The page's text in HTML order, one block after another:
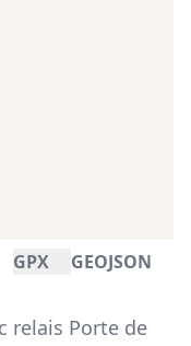
GPX GEOJSON
relais Porte de